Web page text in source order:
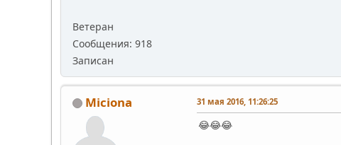
Ветеран
Сообщения: 918
Записан
Miciona 31 мая 2016, 11:26:25
😂😂😂